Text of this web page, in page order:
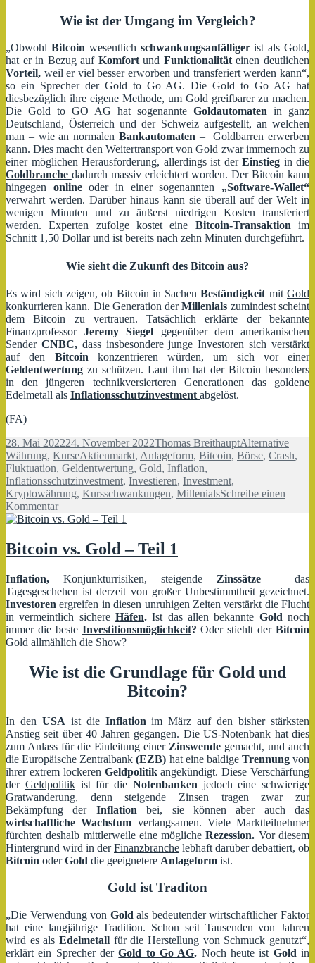
Wie ist der Umgang im Vergleich?
„Obwohl Bitcoin wesentlich schwankungsanfälligerist als Gold,
hat er in Bezug auf Komfortund Funktionalitäteinen deutlichen
Vorteil, weil er viel besser erworben und transferiert werden kann“,
so ein Sprecher der Gold to Go AG. Die Gold to Go AG hat
diesbezüglich ihre eigene Methode, um Gold greifbarer zu machen.
Die Gold to GO AG hat sogenannte Goldautomaten in ganz
Deutschland, Österreich und der Schweiz aufgestellt, an welchen
man – wie an normalen Bankautomaten – Goldbarren erwerben
kann. Dies macht den Weitertransport von Gold zwar immernoch zu
einer möglichen Herausforderung, allerdings ist der Einstieg in die
Goldbranche dadurch massiv erleichtert worden. Der Bitcoin kann
hingegen onlineoder in einer sogenannten „Software-Wallet“
verwahrt werden. Darüber hinaus kann sie überall auf der Welt in
wenigen Minuten und zu äußerst niedrigen Kosten transferiert
werden. Experten zufolge kostet eine Bitcoin-Transaktion im
Schnitt 1,50 Dollar und ist bereits nach zehn Minuten durchgeführt.
Wie sieht die Zukunft des Bitcoin aus?
Es wird sich zeigen, ob Bitcoin in SachenBeständigkeit mitGold
konkurrieren kann. Die Generation derMillenials zumindest scheint
dem Bitcoin zu vertrauen. Tatsächlich erklärte der bekannte
FinanzprofessorJeremy Siegel gegenüber dem amerikanischen
Sender CNBC,dass insbesondere junge Investoren sich verstärkt
auf den Bitcoin konzentrieren würden, um sich vor einer
Geldentwertung zu schützen. Laut ihm hat der Bitcoin besonders
in den jüngeren technikversierteren Generationen das goldene
Edelmetall als Inflationsschutzinvestment abgelöst.
(FA)
Veröffentlicht
am
28. Mai 202224. November 2022Autor
Thomas BreithauptKategorien
Alternative
Währung, KurseSchlagwörter
Aktienmarkt, Anlageform, Bitcoin, Börse, Crash,
Fluktuation, Geldentwertung, Gold, Inflation,
Inflationsschutzinvestment, Investieren, Investment,
Kryptowährung, Kursschwankungen, MillenialsSchreibe einen
Kommentarzu
Bitcoin
–
Bitcoin vs. Gold – Teil 1
Inflation, Konjunkturrisiken, steigende Zinssätze – das
Tagesgeschehen ist derzeit von großer Unbestimmtheit gezeichnet.
Investoren ergreifen in diesen unruhigen Zeiten verstärkt die Flucht
in vermeintlich sichere Häfen. Ist das allen bekannte Gold noch
immer die beste Investitionsmöglichkeit? Oder stiehlt derBitcoin
Gold allmählich die Show?
Wie ist die Grundlage für Gold und
Bitcoin?
In den USA ist die Inflation im März auf den bisher stärksten
Anstieg seit über 40 Jahren gegangen. Die US-Notenbank hat dies
zum Anlass für die Einleitung einer Zinswende gemacht, und auch
die Europäische Zentralbank (EZB) hat eine baldige Trennungvon
ihrer extrem lockeren Geldpolitikangekündigt. Diese Verschärfung
der Geldpolitikist für die Notenbanken jedoch eine schwierige
Gratwanderung, denn steigende Zinsen tragen zwar zur
Bekämpfung der Inflation bei, sie können aber auch das
wirtschaftliche Wachstum verlangsamen. Viele Marktteilnehmer
fürchten deshalb mittlerweile eine möglicheRezession. Vor diesem
Hintergrund wird in derFinanzbranche lebhaft darüber debattiert, ob
Bitcoin oderGold die geeignetere Anlageform ist.
Gold ist Traditon
„Die Verwendung von Gold als bedeutender wirtschaftlicher Faktor
hat eine langjährige Tradition. Schon seit Tausenden von Jahren
wird es als Edelmetall für die Herstellung von Schmuck genutzt“,
erklärt ein Sprecher derGold to Go AG. Noch heute ist Gold in